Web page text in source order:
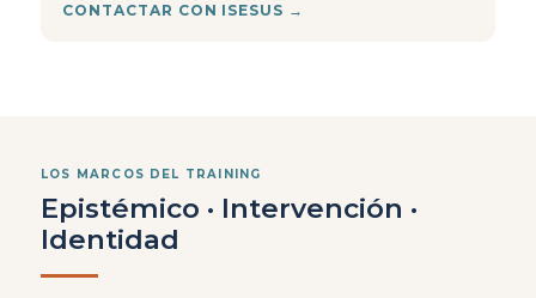
CONTACTAR CON ISESUS →
LOS MARCOS DEL TRAINING
Epistémico · Intervención ·
Identidad